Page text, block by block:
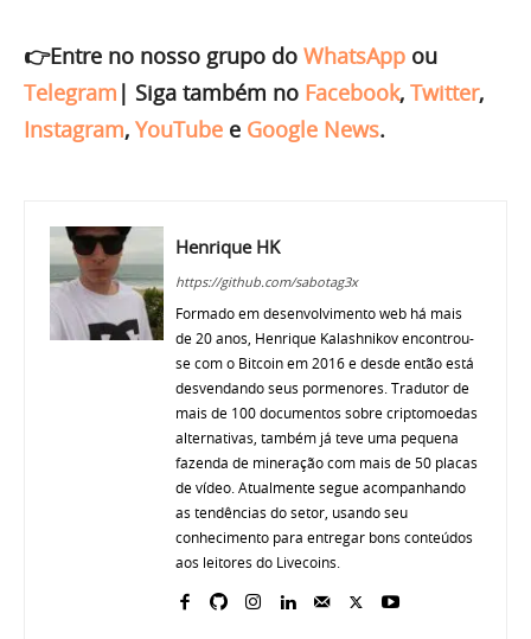
👉Entre no nosso grupo do WhatsApp ou
Telegram | Siga também no Facebook, Twitter,
Instagram, YouTube e Google News.
Henrique HK
https://github.com/sabotag3x
Formado em desenvolvimento web há mais
de 20 anos, Henrique Kalashnikov encontrou-
se com o Bitcoin em 2016 e desde então está
desvendando seus pormenores. Tradutor de
mais de 100 documentos sobre criptomoedas
alternativas, também já teve uma pequena
fazenda de mineração com mais de 50 placas
de vídeo. Atualmente segue acompanhando
as tendências do setor, usando seu
conhecimento para entregar bons conteúdos
aos leitores do Livecoins.